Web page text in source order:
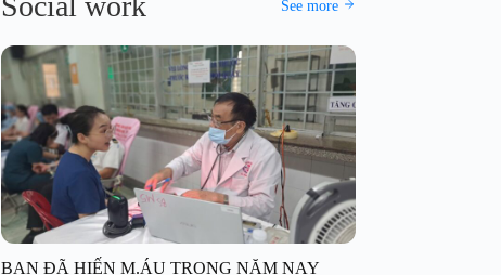
See more
BẠN ĐÃ HIẾN M.ÁU TRONG NĂM NAY